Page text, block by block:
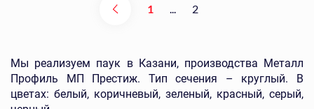
1 ... 2
Мы реализуем паук в Казани, производства Металл
Профиль МП Престиж. Тип сечения – круглый. В
цветах: белый, коричневый, зеленый, красный, серый,